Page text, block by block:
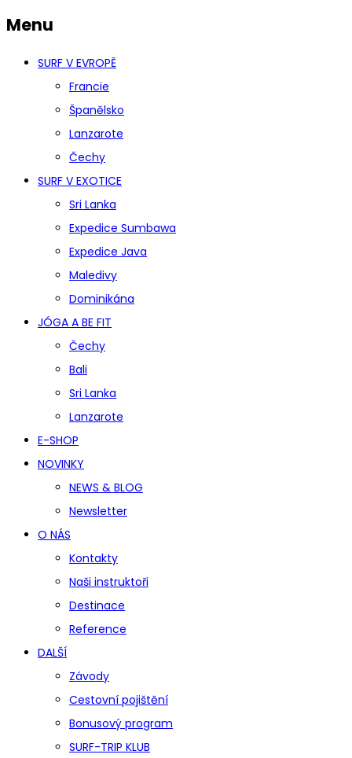
Menu
SURF V EVROPĚ
Francie
Španělsko
Lanzarote
Čechy
SURF V EXOTICE
Sri Lanka
Expedice Sumbawa
Expedice Java
Maledivy
Dominikána
JÓGA A BE FIT
Čechy
Bali
Sri Lanka
Lanzarote
E-SHOP
NOVINKY
NEWS & BLOG
Newsletter
O NÁS
Kontakty
Naši instruktoři
Destinace
Reference
DALŠÍ
Závody
Cestovní pojištění
Bonusový program
SURF-TRIP KLUB